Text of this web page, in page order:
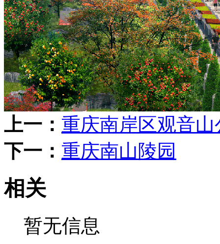
上一： 重庆南岸区观音山
下一： 重庆南山陵园
相关
暂无信息